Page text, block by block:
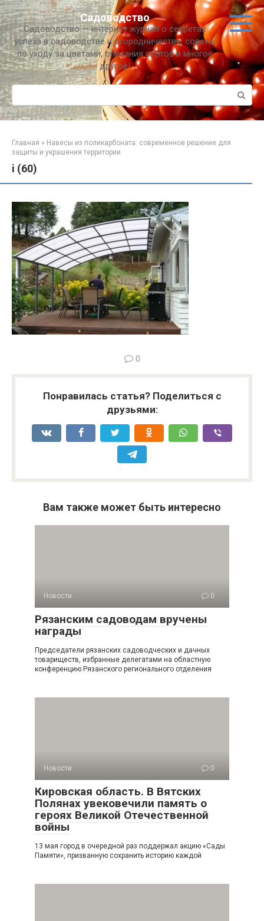
Перейти
к
контенту
Садоводство
Садоводство — интернет журнал о секретах
успеха в садоводстве и огородничестве, советы
по уходу за цветами, описания сортов и многое
другое!
Поиск:
Главная » Навесы из поликарбоната: современное решение для
защиты и украшения территории
i (60)
0
Понравилась статья? Поделиться с
друзьями:
Вам также может быть интересно
Новости 0
Рязанским садоводам вручены
награды
Председатели рязанских садоводческих и дачных
товариществ, избранные делегатами на областную
конференцию Рязанского регионального отделения
Новости 0
Кировская область. В Вятских
Полянах увековечили память о
героях Великой Отечественной
войны
13 мая город в очередной раз поддержал акцию «Сады
Памяти», призванную сохранить историю каждой